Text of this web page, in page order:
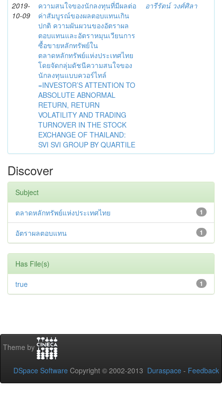
2019-
10-09
ความสนใจของนักลงทุนที่มีผลต่อ
ค่าสัมบูรณ์ของผลตอบแทนเกิน
ปกติ ความผันผวนของอัตราผล
ตอบแทนและอัตราหมุนเวียนการ
ซื้อขายหลักทรัพย์ใน
ตลาดหลักทรัพย์แห่งประเทศไทย
โดยจัดกลุ่มดัชนีความสนใจของ
นักลงทุนแบบควอร์ไทล์
=INVESTOR’S ATTENTION TO
ABSOLUTE ABNORMAL
RETURN, RETURN
VOLATILITY AND TRADING
TURNOVER IN THE STOCK
EXCHANGE OF THAILAND:
SVI SVI GROUP BY QUARTILE
อารีรัตน์ วงศ์ศิลา
Discover
Subject
1
ตลาดหลักทรัพย์แห่งประเทศไทย
1
อัตราผลตอบแทน
Has File(s)
1
true
Theme by
DSpace Software Copyright © 2002-2013 Duraspace - Feedback